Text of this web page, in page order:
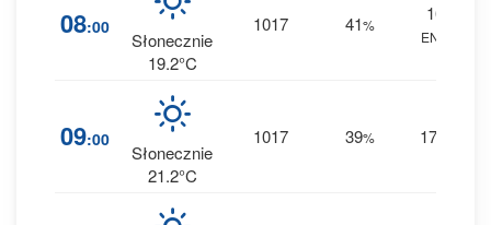
08:00
Słonecznie
19.2°C
1017 41%
16
ENE
09:00
Słonecznie
21.2°C
1017 39% 17